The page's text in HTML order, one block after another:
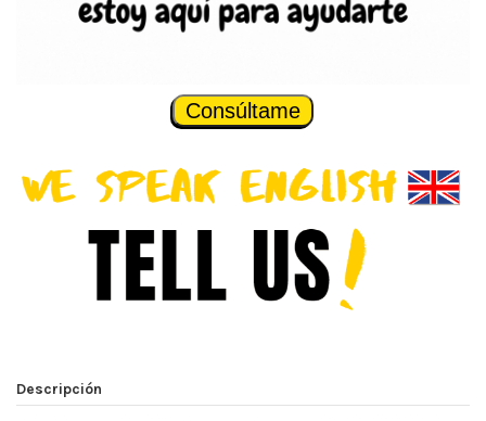
Consúltame
Descripción